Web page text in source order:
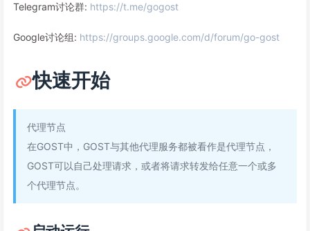
Telegram讨论群: https://t.me/gogost
Google讨论组: https://groups.google.com/d/forum/go-gost
快速开始
代理节点
在GOST中，GOST与其他代理服务都被看作是代理节点，
GOST可以自己处理请求，或者将请求转发给任意一个或多
个代理节点。